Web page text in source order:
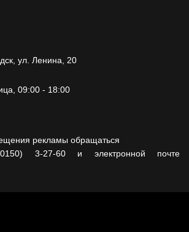
ул. Ленина, 20
09:00 - 18:00
рекламы обращаться
3-27-60 и электронной почте